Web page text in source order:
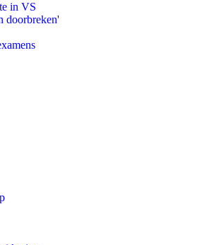
in VS
doorbreken'